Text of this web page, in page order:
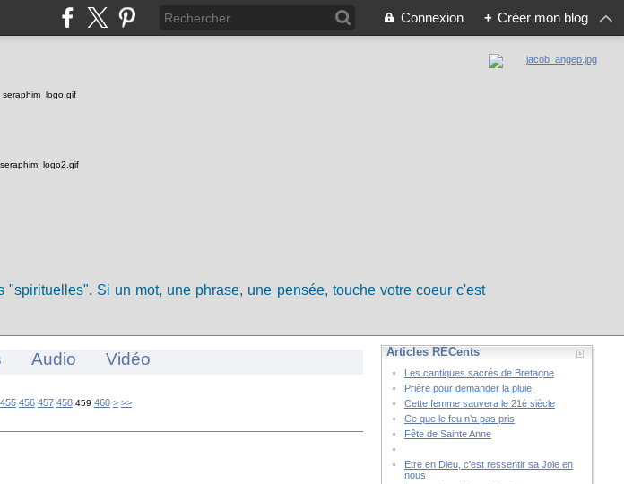
Connexion + Créer mon blog
Si un mot, une phrase, une pensée, touche votre coeur c'est
Audio Vidéo
455 456 457 458 459 460 470
480
490
500
600
700
800
900
1000
1100
1200
1300
1400
1500
1600
1700
1800
1900
2000
2100
2200
2300
> >>
Articles RÉCents
Les cantiques sacrés de Bretagne
Prière pour demander la pluie
Cette femme sauvera le 21è siècle
Ce que le feu n’a pas pris
Fête de Sainte Anne
Etre en Dieu, c'est ressentir sa Joie en
nous